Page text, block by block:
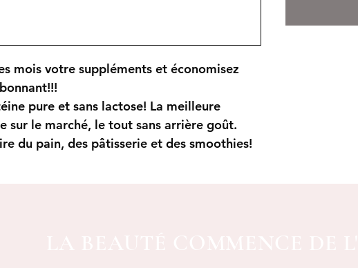
mois votre suppléments et économisez
pure et sans lactose! La meilleure
sur le marché, le tout sans arrière goût.
du pain, des pâtisserie et des smoothies!